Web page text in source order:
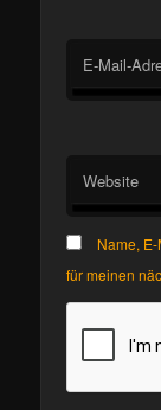
E-Mail-
Website
Name,
für meinen